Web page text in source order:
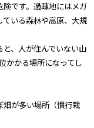
です。過疎地にはメガ
いる森林や高原、大規
、人が住んでいない山
かかる場所になってし
畑が多い場所（慣行栽